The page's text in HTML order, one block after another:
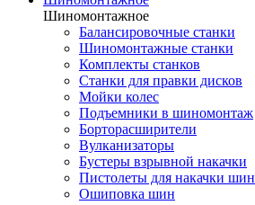
Шиномонтажное
Балансировочные станки
Шиномонтажные станки
Комплекты станков
Станки для правки дисков
Мойки колес
Подъемники в шиномонтаж
Борторасширители
Вулканизаторы
Бустеры взрывной накачки
Пистолеты для накачки шин
Ошиповка шин